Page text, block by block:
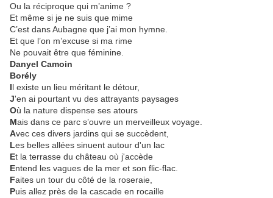
Ou la réciproque qui m’anime ?
Et même si je ne suis que mime
C’est dans Aubagne que j’ai mon hymne.
Et que l’on m’excuse si ma rime
Ne pouvait être que féminine.
Danyel Camoin
Borély
Il existe un lieu méritant le détour,
J'en ai pourtant vu des attrayants paysages
Où la nature dispense ses atours
Mais dans ce parc s’ouvre un merveilleux voyage.
Avec ces divers jardins qui se succèdent,
Les belles allées sinuent autour d'un lac
Et la terrasse du château où j'accède
Entend les vagues de la mer et son flic-flac.
Faites un tour du côté de la roseraie,
Puis allez près de la cascade en rocaille